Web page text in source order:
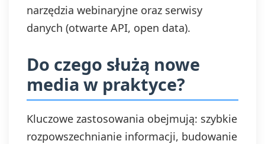
narzędzia webinaryjne oraz serwisy
danych (otwarte API, open data).
Do czego służą nowe
media w praktyce?
Kluczowe zastosowania obejmują: szybkie
rozpowszechnianie informacji, budowanie